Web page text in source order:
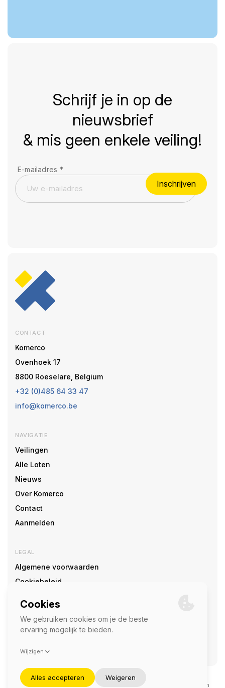
Schrijf je in op de
nieuwsbrief
& mis geen enkele veiling!
E-mailadres *
Inschrijven
CONTACT
Komerco
Ovenhoek 17
8800 Roeselare, Belgium
+32 (0)485 64 33 47
info@komerco.be
NAVIGATIE
Veilingen
Alle Loten
Nieuws
Over Komerco
Contact
Aanmelden
LEGAL
Algemene voorwaarden
Cookiebeleid
SOCIAL
©2026 — Komerco
Deze site wordt beschermd door reCAPTCHA en het
en